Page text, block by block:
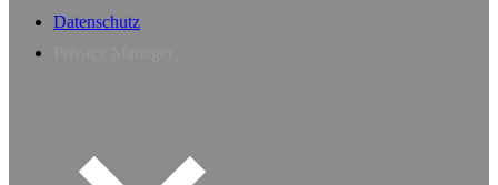
Datenschutz